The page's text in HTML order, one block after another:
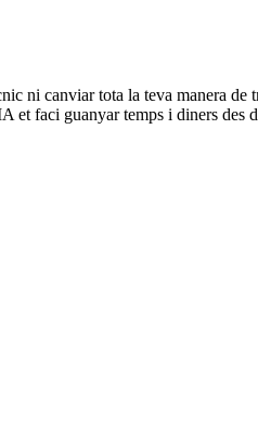
ni canviar tota la teva manera de
et faci guanyar temps i diners des